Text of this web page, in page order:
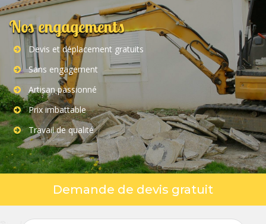
Nos engagements
Devis et déplacement gratuits
Sans engagement
Artisan passionné
Prix imbattable
Travail de qualité
Demande de devis gratuit